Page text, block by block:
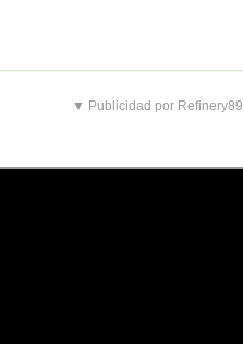
▼ Publicidad por Refinery89